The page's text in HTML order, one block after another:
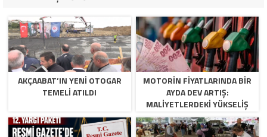
AKÇAABAT’IN YENİ OTOGAR
TEMELİ ATILDI
MOTORİN FİYATLARINDA BİR
AYDA DEV ARTIŞ:
MALIYETLERDEKI YÜKSELIŞ
SOFRAYI DA VURACAK